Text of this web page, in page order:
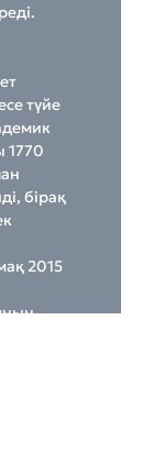
түйе
1770
бірақ
2015